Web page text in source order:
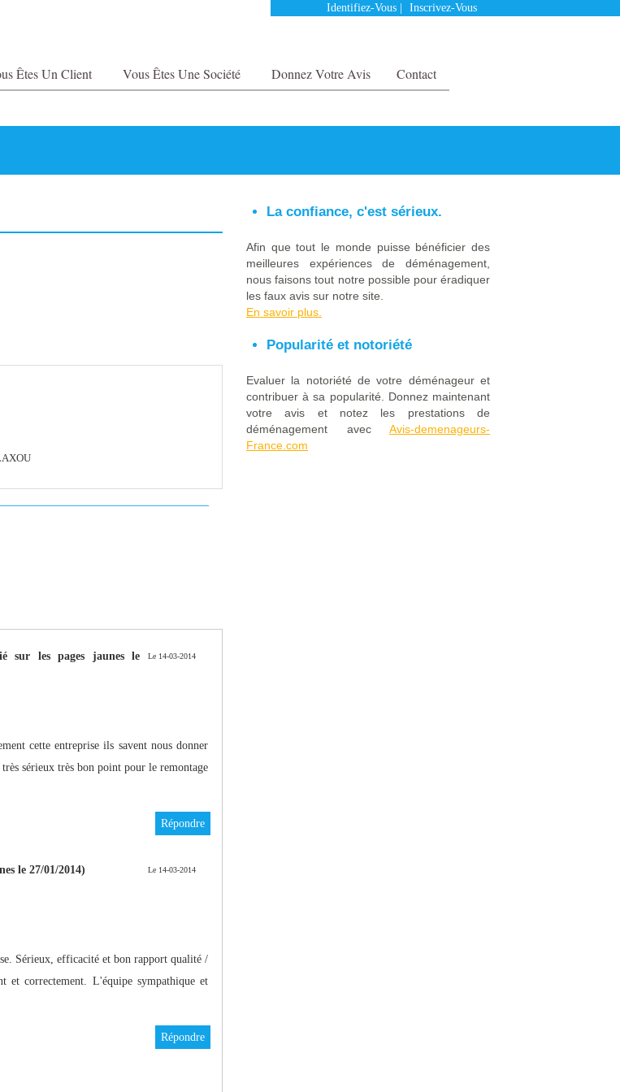
Identifiez-Vous Inscrivez-Vous
Êtes Un Client Vous Êtes Une Société Donnez Votre Avis Contact
54520 LAXOU
sur les pages jaunes le
Le 14-03-2014
cette entreprise ils savent nous donner
sérieux très bon point pour le remontage
Répondre
le 27/01/2014) Le 14-03-2014
Sérieux, efficacité et bon rapport qualité /
et correctement. L'équipe sympathique et
Répondre
La confiance, c'est sérieux.
Afin que tout le monde puisse bénéficier des
meilleures expériences de déménagement,
nous faisons tout notre possible pour éradiquer
les faux avis sur notre site.
En savoir plus.
Popularité et notoriété
Evaluer la notoriété de votre déménageur et
contribuer à sa popularité. Donnez maintenant
votre avis et notez les prestations de
déménagement avec Avis-demenageurs-
France.com